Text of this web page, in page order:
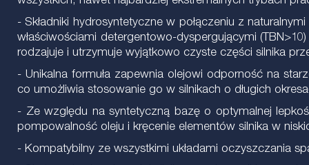
- Składniki hydrosyntetyczne w połączeniu z
właściwościami detergentowo-dyspergującymi
rodzajuje i utrzymuje wyjątkowo czyste części silnika
- Unikalna formuła zapewnia olejowi odporność na
co umożliwia stosowanie go w silnikach o długich
- Ze względu na syntetyczną bazę o optymalnej
pompowalność oleju i kręcenie elementów silnika w
- Kompatybilny ze wszystkimi układami oczyszczania